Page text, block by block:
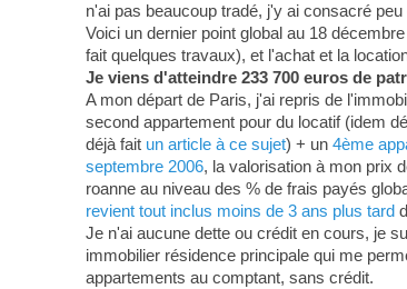
n'ai pas beaucoup tradé, j'y ai consacré
Voici un dernier point global au 18
fait quelques travaux), et l'achat et la
Je viens d'atteindre 233 700 euros de
A mon départ de Paris, j'ai repris de
second appartement pour du locatif (idem
déjà fait un article à ce sujet) + un 4ème
septembre 2006, la valorisation à mon prix
roanne au niveau des % de frais payés
revient tout inclus moins de 3 ans plus tard
Je n'ai aucune dette ou crédit en cours, je
immobilier résidence principale qui me
appartements au comptant, sans crédit.